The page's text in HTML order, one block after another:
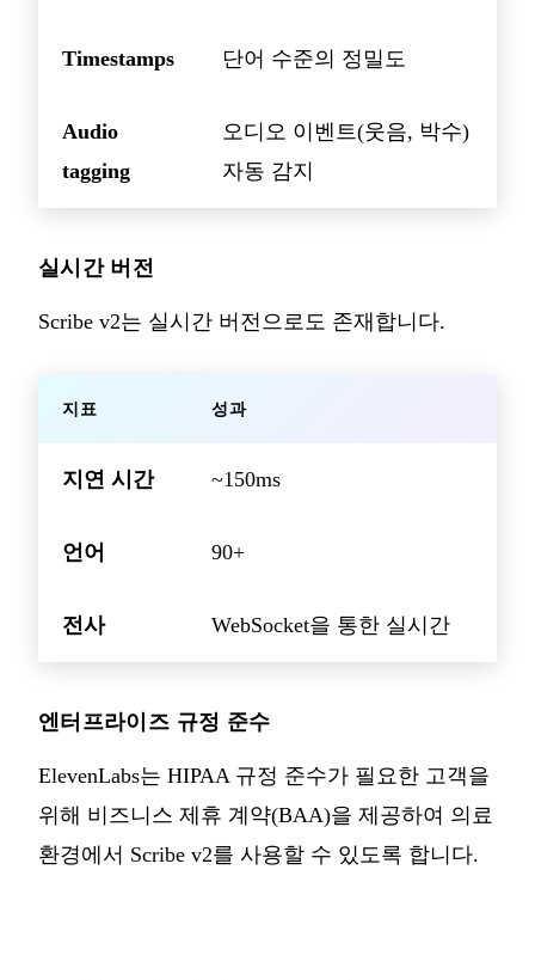
Timestamps 단어 수준의 정밀도
Audio
tagging
오디오 이벤트(웃음, 박수)
자동 감지
실시간 버전
Scribe v2는 실시간 버전으로도 존재합니다.
지표 성과
지연 시간 ~150ms
언어 90+
전사 WebSocket을 통한 실시간
엔터프라이즈 규정 준수
ElevenLabs는 HIPAA 규정 준수가 필요한 고객을
위해 비즈니스 제휴 계약(BAA)을 제공하여 의료
환경에서 Scribe v2를 사용할 수 있도록 합니다.